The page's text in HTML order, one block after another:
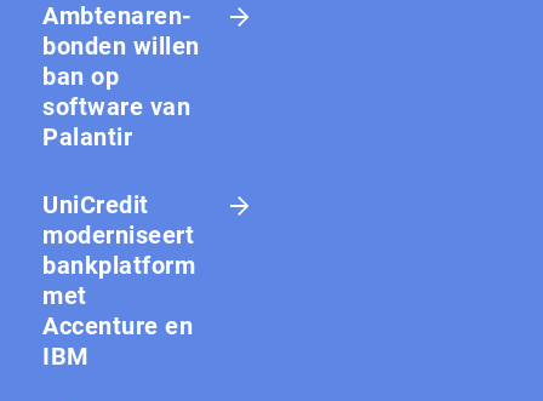
Amb­te­na­ren­
bon­den willen
ban op
software van
Palantir
UniCredit
moderniseert
bankplatform
met
Accenture en
IBM